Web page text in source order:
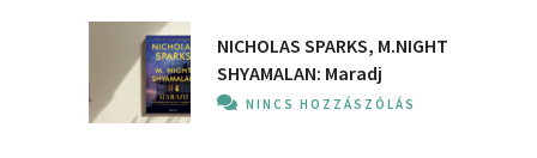
NICHOLAS SPARKS, M.NIGHT
SHYAMALAN: Maradj
NINCS HOZZÁSZÓLÁS